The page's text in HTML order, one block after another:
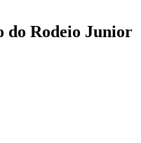
do Rodeio Junior